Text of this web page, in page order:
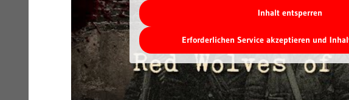
Inhalt entsperren
Erforderlichen Service akzeptieren und